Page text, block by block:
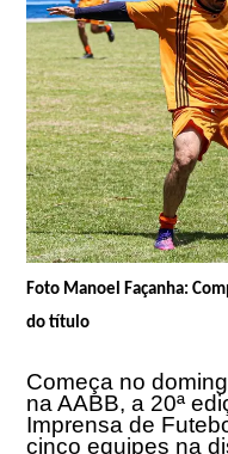
Foto Manoel Façanha:
do título
Começa no
na AABB, a 20ª
Imprensa de
cinco equipes na